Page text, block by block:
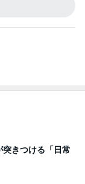
きつける「日常